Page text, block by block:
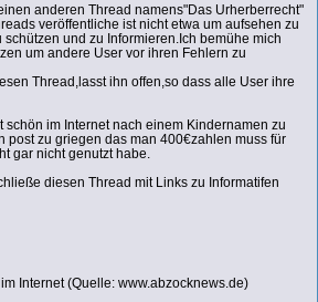
anderen Thread namens"Das Urherberrecht"
veröffentliche ist nicht etwa um aufsehen zu
und zu Informieren.Ich bemühe mich
um andere User vor ihren Fehlern zu
Thread,lasst ihn offen,so dass alle User ihre
schön im Internet nach einem Kindernamen zu
post zu griegen das man 400€zahlen muss für
gar nicht genutzt habe.
diesen Thread mit Links zu Informatifen
Internet (Quelle: www.abzocknews.de)